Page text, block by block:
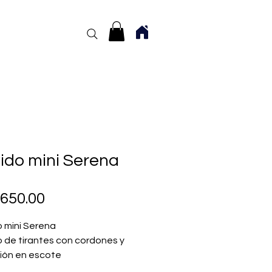
mini Serena
mini Serena
de tirantes con cordones y
en escote